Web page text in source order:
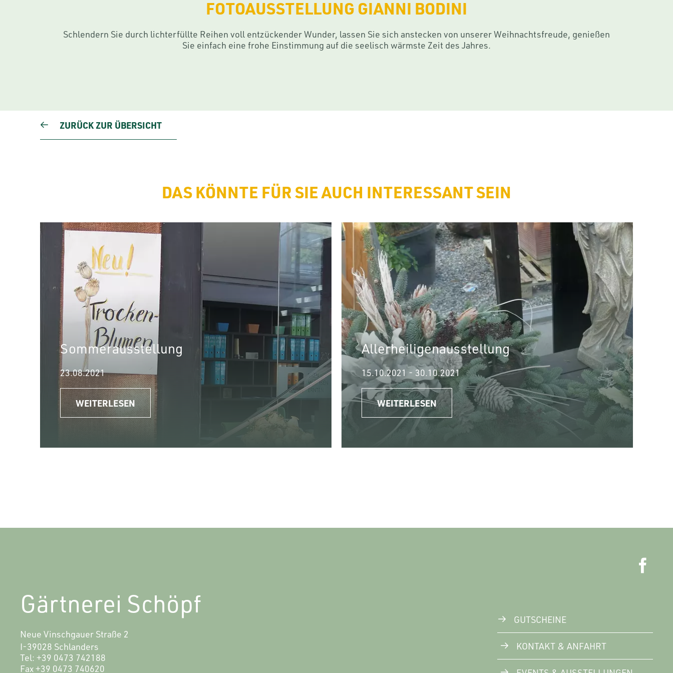
FOTOAUSSTELLUNG GIANNI BODINI
Schlendern Sie durch lichterfüllte Reihen voll entzückender Wunder, lassen Sie sich anstecken von unserer Weihnachtsfreude, genießen
Sie einfach eine frohe Einstimmung auf die seelisch wärmste Zeit des Jahres.
ZURÜCK ZUR ÜBERSICHT
DAS KÖNNTE FÜR SIE AUCH INTERESSANT SEIN
Sommerausstellung
23.08.2021
WEITERLESEN
Allerheiligenausstellung
15.10.2021 - 30.10.2021
WEITERLESEN
Gärtnerei Schöpf
Neue Vinschgauer Straße 2
I-39028 Schlanders
Tel: +39 0473 742188
Fax+39 0473 740620
GUTSCHEINE
KONTAKT & ANFAHRT